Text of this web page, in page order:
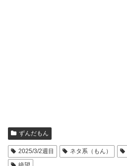
ずんだもん
2025/3/2週目 ネタ系（もん）